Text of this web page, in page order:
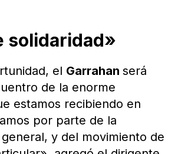
solidaridad»
el Garrahan será
de la enorme
estamos recibiendo en
por parte de la
y del movimiento de